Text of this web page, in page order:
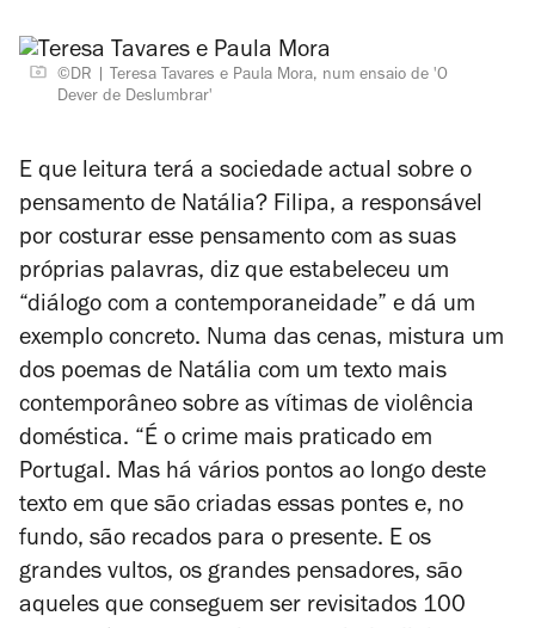
©DR
Teresa Tavares e Paula Mora, num ensaio de 'O
Dever de Deslumbrar'
E que leitura terá a sociedade actual sobre o
pensamento de Natália? Filipa, a responsável
por costurar esse pensamento com as suas
próprias palavras, diz que estabeleceu um
“diálogo com a contemporaneidade” e dá um
exemplo concreto. Numa das cenas, mistura um
dos poemas de Natália com um texto mais
contemporâneo sobre as vítimas de violência
doméstica. “É o crime mais praticado em
Portugal. Mas há vários pontos ao longo deste
texto em que são criadas essas pontes e, no
fundo, são recados para o presente. E os
grandes vultos, os grandes pensadores, são
aqueles que conseguem ser revisitados 100